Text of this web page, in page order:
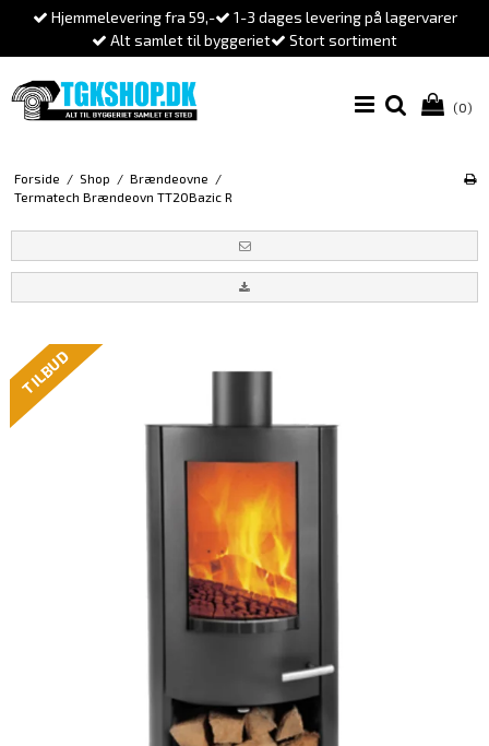
Hjemmelevering fra 59,-
1-3 dages levering på lagervarer
Alt samlet til byggeriet
Stort sortiment
(0)
Forside / Shop / Brændeovne /
Termatech Brændeovn TT20Bazic R
TILBUD